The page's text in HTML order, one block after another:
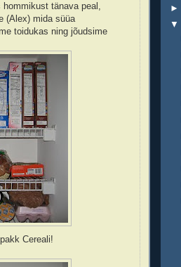
tänava peal,
(Alex) mida süüa
toidukas ning jõudsime
Cereali!
►
▼